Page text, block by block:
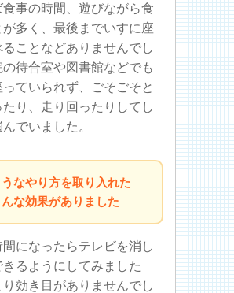
食事の時間、遊びながら食
多く、最後までいすに座
ることなどありませんでし
の待合室や図書館などでも
ていられず、ごそごそと
り、走り回ったりしてし
でいました。
なやり方を取り入れた
な効果がありました
になったらテレビを消し
きるようにしてみました
り効き目がありませんでし